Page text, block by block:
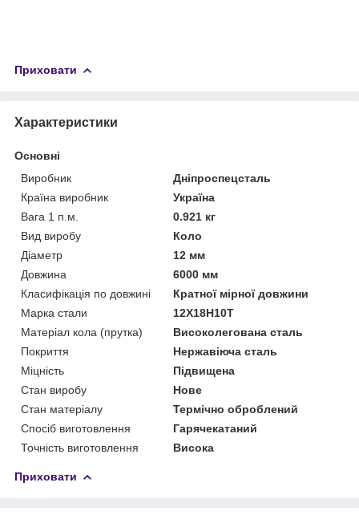
Приховати
Характеристики
Основні
Виробник
Дніпроспецсталь
Країна виробник
Україна
Вага 1 п.м.
0.921 кг
Вид виробу
Коло
Діаметр
12 мм
Довжина
6000 мм
Класифікація по довжині
Кратної мірної довжини
Марка стали
12Х18Н10Т
Матеріал кола (прутка)
Високолегована сталь
Покриття
Нержавіюча сталь
Міцність
Підвищена
Стан виробу
Нове
Стан матеріалу
Термічно оброблений
Спосіб виготовлення
Гарячекатаний
Точність виготовлення
Висока
Приховати